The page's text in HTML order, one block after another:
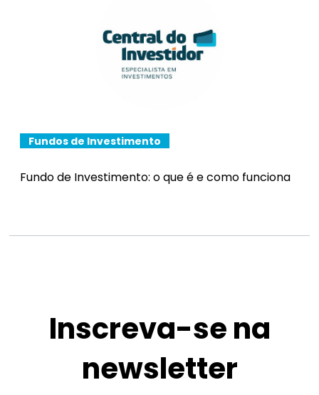
Fundos de Investimento
Fundo de Investimento: o que é e como funciona
Inscreva-se na
newsletter